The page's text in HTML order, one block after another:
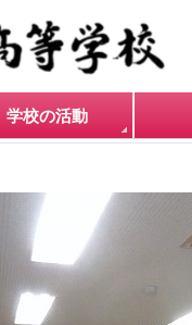
学校の活動